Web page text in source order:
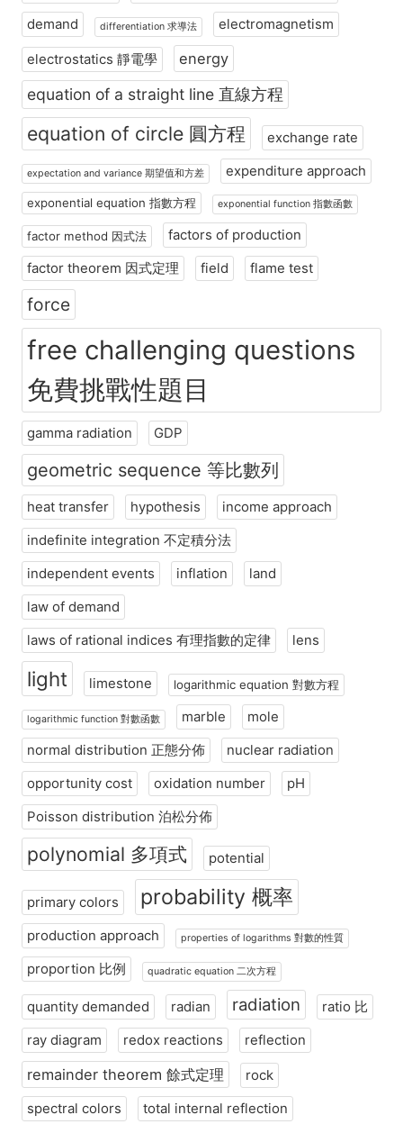
demand differentiation 求導法 electromagnetism
electrostatics 靜電學 energy
equation of a straight line 直線方程
equation of circle 圓方程 exchange rate
expectation and variance 期望值和方差 expenditure approach
exponential equation 指數方程 exponential function 指數函數
factor method 因式法
factors of production
factor theorem 因式定理
field flame test
force
free challenging questions
免費挑戰性題目
gamma radiation GDP
geometric sequence 等比數列
heat transfer hypothesis
income approach
indefinite integration 不定積分法
independent events
inflation
land
law of demand
laws of rational indices 有理指數的定律
lens
light limestone logarithmic equation 對數方程
logarithmic function 對數函數 marble
mole
normal distribution 正態分佈
nuclear radiation
opportunity cost
oxidation number
pH
Poisson distribution 泊松分佈
polynomial 多項式 potential
primary colors probability 概率
production approach properties of logarithms 對數的性質
proportion 比例 quadratic equation 二次方程
quantity demanded radian radiation
ratio 比
ray diagram
redox reactions reflection
remainder theorem 餘式定理
rock
spectral colors
total internal reflection